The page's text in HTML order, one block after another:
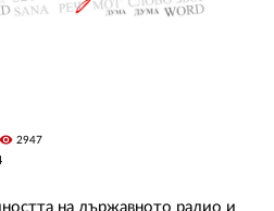
visibility 2947
на държавното радио и